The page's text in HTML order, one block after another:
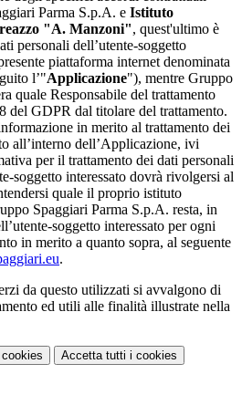
Parma S.p.A. e Istituto
"A. Manzoni", quest'ultimo è
personali dell’utente-soggetto
piattaforma internet denominata
l’"Applicazione"), mentre Gruppo
quale Responsabile del trattamento
del GDPR dal titolare del trattamento.
in merito al trattamento dei
all’interno dell’Applicazione, ivi
per il trattamento dei dati personali
soggetto interessato dovrà rivolgersi al
quale il proprio istituto
Spaggiari Parma S.p.A. resta, in
soggetto interessato per ogni
in merito a quanto sopra, al seguente
.
da questo utilizzati si avvalgono di
ed utili alle finalità illustrate nella
Accetta tutti i cookies